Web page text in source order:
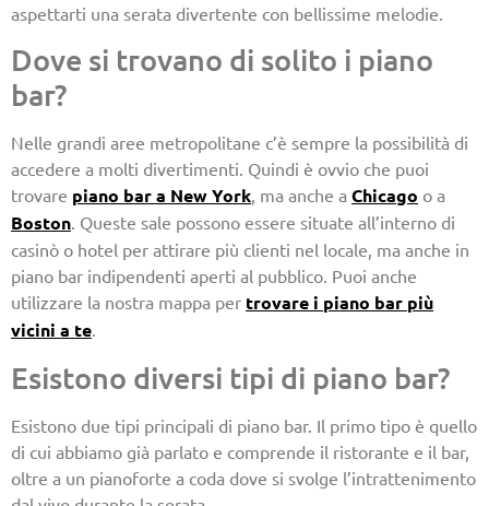
aspettarti una serata divertente con bellissime melodie.
Dove si trovano di solito i piano
bar?
Nelle grandi aree metropolitane c’è sempre la possibilità di
accedere a molti divertimenti. Quindi è ovvio che puoi
trovare piano bar a New York, ma anche a Chicago o a
Boston. Queste sale possono essere situate all’interno di
casinò o hotel per attirare più clienti nel locale, ma anche in
piano bar indipendenti aperti al pubblico. Puoi anche
utilizzare la nostra mappa per trovare i piano bar più
vicini a te.
Esistono diversi tipi di piano bar?
Esistono due tipi principali di piano bar. Il primo tipo è quello
di cui abbiamo già parlato e comprende il ristorante e il bar,
oltre a un pianoforte a coda dove si svolge l’intrattenimento